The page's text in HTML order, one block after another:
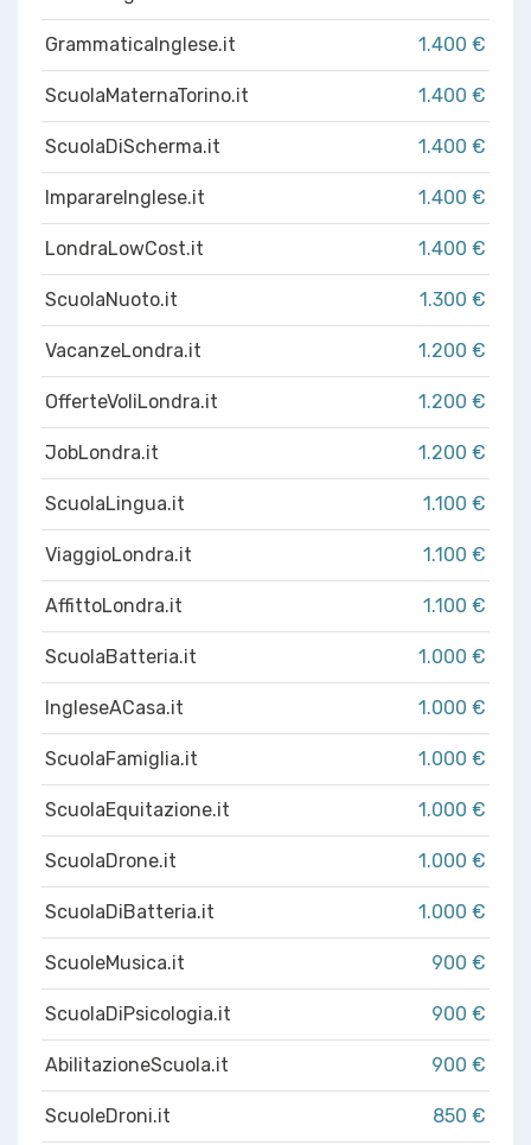
GrammaticaInglese.it 1.400 €
ScuolaMaternaTorino.it 1.400 €
ScuolaDiScherma.it 1.400 €
ImparareInglese.it 1.400 €
LondraLowCost.it 1.400 €
ScuolaNuoto.it 1.300 €
VacanzeLondra.it 1.200 €
OfferteVoliLondra.it 1.200 €
JobLondra.it 1.200 €
ScuolaLingua.it 1.100 €
ViaggioLondra.it 1.100 €
AffittoLondra.it 1.100 €
ScuolaBatteria.it 1.000 €
IngleseACasa.it 1.000 €
ScuolaFamiglia.it 1.000 €
ScuolaEquitazione.it 1.000 €
ScuolaDrone.it 1.000 €
ScuolaDiBatteria.it 1.000 €
ScuoleMusica.it 900 €
ScuolaDiPsicologia.it 900 €
AbilitazioneScuola.it 900 €
ScuoleDroni.it 850 €